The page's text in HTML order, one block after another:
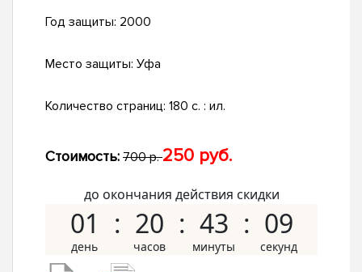
Год защиты: 2000
Место защиты: Уфа
Количество страниц: 180 с. : ил.
Стоимость: 700 р.250 руб.
до окончания действия скидки
01 20 43 08